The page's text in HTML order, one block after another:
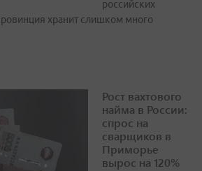
российских
хранит слишком много
Рост вахтового
найма в России:
спрос на
сварщиков в
Приморье
вырос на 120%